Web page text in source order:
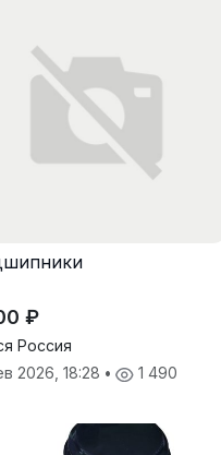
₽
Россия
2026, 18:28 • 1 490